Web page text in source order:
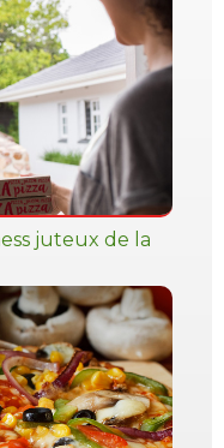
juteux de la